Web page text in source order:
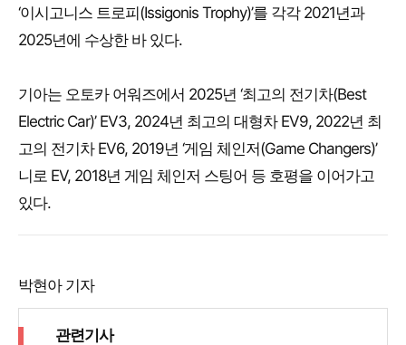
‘이시고니스 트로피(Issigonis Trophy)’를 각각 2021년과
2025년에 수상한 바 있다.
기아는 오토카 어워즈에서 2025년 ‘최고의 전기차(Best
Electric Car)’ EV3, 2024년 최고의 대형차 EV9, 2022년 최
고의 전기차 EV6, 2019년 ‘게임 체인저(Game Changers)’
니로 EV, 2018년 게임 체인저 스팅어 등 호평을 이어가고
있다.
박현아 기자
관련기사